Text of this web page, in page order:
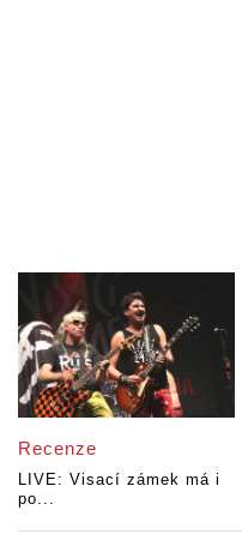
Recenze
LIVE: Visací zámek má i
po...